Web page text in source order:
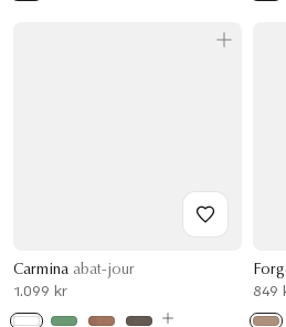
Carmina abat-jour
1.099 kr
849